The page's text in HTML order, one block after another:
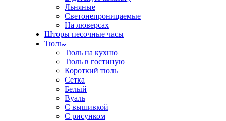
Льняные
Светонепроницаемые
На люверсах
Шторы песочные часы
Тюль
Тюль на кухню
Тюль в гостиную
Короткий тюль
Сетка
Белый
Вуаль
С вышивкой
С рисунком